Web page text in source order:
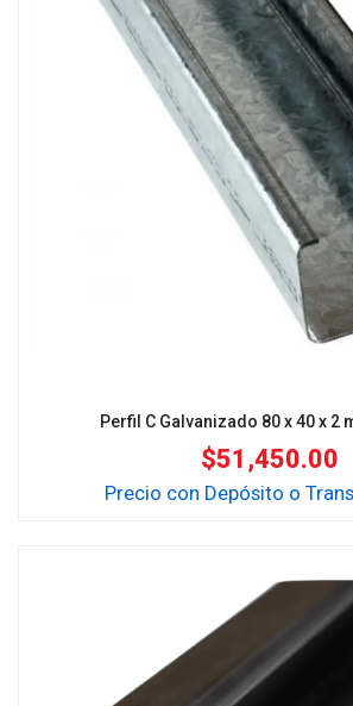
Perfil C Galvanizado 80 x 40 x 2
$51,450.00
Precio con Depósito o